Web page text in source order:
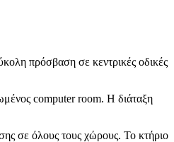
πρόσβαση σε κεντρικές οδικές
computer room. Η διάταξη
σε όλους τους χώρους. Το κτήριο